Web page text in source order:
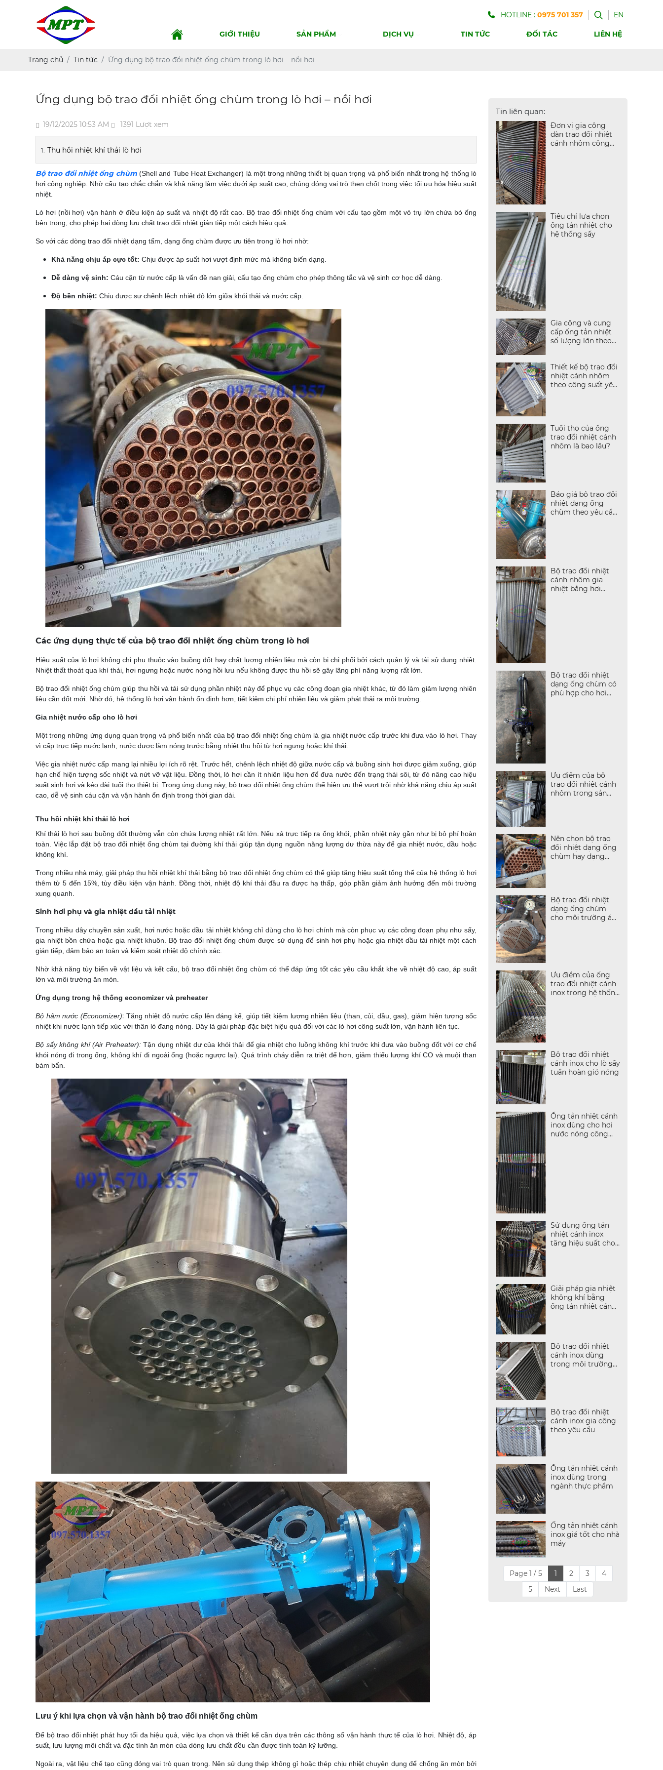
HOTLINE : 0975 701 357 EN
GIỚI THIỆU SẢN PHẨM DỊCH VỤ TIN TỨC ĐỐI TÁC LIÊN HỆ
Trang chủ Tin tức Ứng dụng bộ trao đổi nhiệt ống chùm trong lò hơi – nồi hơi
Ứng dụng bộ trao đổi nhiệt ống chùm trong lò hơi – nồi hơi
19/12/2025 10:53 AM 1391 Lượt xem
Thu hồi nhiệt khí thải lò hơi
Bộ trao đổi nhiệt ống chùm(Shell and Tube Heat Exchanger) là một trong những thiết bị quan trọng và phổ biến nhất trong hệ thống lò
hơi công nghiệp. Nhờ cấu tạo chắc chắn và khả năng làm việc dưới áp suất cao, chúng đóng vai trò then chốt trong việc tối ưu hóa hiệu suất
nhiệt.
Lò hơi (nồi hơi) vận hành ở điều kiện áp suất và nhiệt độ rất cao. Bộ trao đổi nhiệt ống chùm với cấu tạo gồm một vỏ trụ lớn chứa bó ống
bên trong, cho phép hai dòng lưu chất trao đổi nhiệt gián tiếp một cách hiệu quả.
So với các dòng trao đổi nhiệt dạng tấm, dạng ống chùm được ưu tiên trong lò hơi nhờ:
Khả năng chịu áp cực tốt: Chịu được áp suất hơi vượt định mức mà không biến dạng.
Dễ dàng vệ sinh: Cáu cặn từ nước cấp là vấn đề nan giải, cấu tạo ống chùm cho phép thông tắc và vệ sinh cơ học dễ dàng.
Độ bền nhiệt: Chịu được sự chênh lệch nhiệt độ lớn giữa khói thải và nước cấp.
Các ứng dụng thực tế của bộ trao đổi nhiệt ống chùm trong lò hơi
Hiệu suất của lò hơi không chỉ phụ thuộc vào buồng đốt hay chất lượng nhiên liệu mà còn bị chi phối bởi cách quản lý và tái sử dụng nhiệt.
Nhiệt thất thoát qua khí thải, hơi ngưng hoặc nước nóng hồi lưu nếu không được thu hồi sẽ gây lãng phí năng lượng rất lớn.
Bộ trao đổi nhiệt ống chùm giúp thu hồi và tái sử dụng phần nhiệt này để phục vụ các công đoạn gia nhiệt khác, từ đó làm giảm lượng nhiên
liệu cần đốt mới. Nhờ đó, hệ thống lò hơi vận hành ổn định hơn, tiết kiệm chi phí nhiên liệu và giảm phát thải ra môi trường.
Gia nhiệt nước cấp cho lò hơi
Một trong những ứng dụng quan trọng và phổ biến nhất của bộ trao đổi nhiệt ống chùm là gia nhiệt nước cấp trước khi đưa vào lò hơi. Thay
vì cấp trực tiếp nước lạnh, nước được làm nóng trước bằng nhiệt thu hồi từ hơi ngưng hoặc khí thải.
Việc gia nhiệt nước cấp mang lại nhiều lợi ích rõ rệt. Trước hết, chênh lệch nhiệt độ giữa nước cấp và buồng sinh hơi được giảm xuống, giúp
hạn chế hiện tượng sốc nhiệt và nứt vỡ vật liệu. Đồng thời, lò hơi cần ít nhiên liệu hơn để đưa nước đến trạng thái sôi, từ đó nâng cao hiệu
suất sinh hơi và kéo dài tuổi thọ thiết bị. Trong ứng dụng này, bộ trao đổi nhiệt ống chùm thể hiện ưu thế vượt trội nhờ khả năng chịu áp suất
cao, dễ vệ sinh cáu cặn và vận hành ổn định trong thời gian dài.
Thu hồi nhiệt khí thải lò hơi
Khí thải lò hơi sau buồng đốt thường vẫn còn chứa lượng nhiệt rất lớn. Nếu xả trực tiếp ra ống khói, phần nhiệt này gần như bị bỏ phí hoàn
toàn. Việc lắp đặt bộ trao đổi nhiệt ống chùm tại đường khí thải giúp tận dụng nguồn năng lượng dư thừa này để gia nhiệt nước, dầu hoặc
không khí.
Trong nhiều nhà máy, giải pháp thu hồi nhiệt khí thải bằng bộ trao đổi nhiệt ống chùm có thể giúp tăng hiệu suất tổng thể của hệ thống lò hơi
thêm từ 5 đến 15%, tùy điều kiện vận hành. Đồng thời, nhiệt độ khí thải đầu ra được hạ thấp, góp phần giảm ảnh hưởng đến môi trường
xung quanh.
Sinh hơi phụ và gia nhiệt dầu tải nhiệt
Trong nhiều dây chuyền sản xuất, hơi nước hoặc dầu tải nhiệt không chỉ dùng cho lò hơi chính mà còn phục vụ các công đoạn phụ như sấy,
gia nhiệt bồn chứa hoặc gia nhiệt khuôn. Bộ trao đổi nhiệt ống chùm được sử dụng để sinh hơi phụ hoặc gia nhiệt dầu tải nhiệt một cách
gián tiếp, đảm bảo an toàn và kiểm soát nhiệt độ chính xác.
Nhờ khả năng tùy biến về vật liệu và kết cấu, bộ trao đổi nhiệt ống chùm có thể đáp ứng tốt các yêu cầu khắt khe về nhiệt độ cao, áp suất
lớn và môi trường ăn mòn.
Ứng dụng trong hệ thống economizer và preheater
Bộ hâm nước (Economizer): Tăng nhiệt độ nước cấp lên đáng kể, giúp tiết kiệm lượng nhiên liệu (than, củi, dầu, gas),giảm hiện tượng sốc
nhiệt khi nước lạnh tiếp xúc với thân lò đang nóng. Đây là giải pháp đặc biệt hiệu quả đối với các lò hơi công suất lớn, vận hành liên tục.
Bộ sấy không khí (Air Preheater): Tận dụng nhiệt dư của khói thải để gia nhiệt cho luồng không khí trước khi đưa vào buồng đốt với cơ chế
khói nóng đi trong ống, không khí đi ngoài ống (hoặc ngược lại). Quá trình cháy diễn ra triệt để hơn, giảm thiểu lượng khí CO và muội than
bám bẩn.
Lưu ý khi lựa chọn và vận hành bộ trao đổi nhiệt ống chùm
Để bộ trao đổi nhiệt phát huy tối đa hiệu quả, việc lựa chọn và thiết kế cần dựa trên các thông số vận hành thực tế của lò hơi. Nhiệt độ, áp
suất, lưu lượng môi chất và đặc tính ăn mòn của dòng lưu chất đều cần được tính toán kỹ lưỡng.
Ngoài ra, vật liệu chế tạo cũng đóng vai trò quan trọng. Nên sử dụng thép không gỉ hoặc thép chịu nhiệt chuyên dụng để chống ăn mòn bởi
Tin liên quan:
Đơn vị gia công
dàn trao đổi nhiệt
cánh nhôm công
Tiêu chí lựa chọn
ống tản nhiệt cho
hệ thống sấy
Gia công và cung
cấp ống tản nhiệt
số lượng lớn theo
Thiết kế bộ trao đổi
nhiệt cánh nhôm
theo công suất yêu
Tuổi thọ của ống
trao đổi nhiệt cánh
nhôm là bao lâu?
Báo giá bộ trao đổi
nhiệt dạng ống
chùm theo yêu cầu
Bộ trao đổi nhiệt
cánh nhôm gia
nhiệt bằng hơi
Bộ trao đổi nhiệt
dạng ống chùm có
phù hợp cho hơi
Ưu điểm của bộ
trao đổi nhiệt cánh
nhôm trong sản
Nên chọn bộ trao
đổi nhiệt dạng ống
chùm hay dạng
Bộ trao đổi nhiệt
dạng ống chùm
cho môi trường áp
Ưu điểm của ống
trao đổi nhiệt cánh
inox trong hệ thống
Bộ trao đổi nhiệt
cánh inox cho lò sấy
tuần hoàn gió nóng
Ống tản nhiệt cánh
inox dùng cho hơi
nước nóng công
Sử dụng ống tản
nhiệt cánh inox
tăng hiệu suất cho
Giải pháp gia nhiệt
không khí bằng
ống tản nhiệt cánh
Bộ trao đổi nhiệt
cánh inox dùng
trong môi trường
Bộ trao đổi nhiệt
cánh inox gia công
theo yêu cầu
Ống tản nhiệt cánh
inox dùng trong
ngành thực phẩm
Ống tản nhiệt cánh
inox giá tốt cho nhà
máy
Page 1 / 5 1 2 3
4
5
Next Last